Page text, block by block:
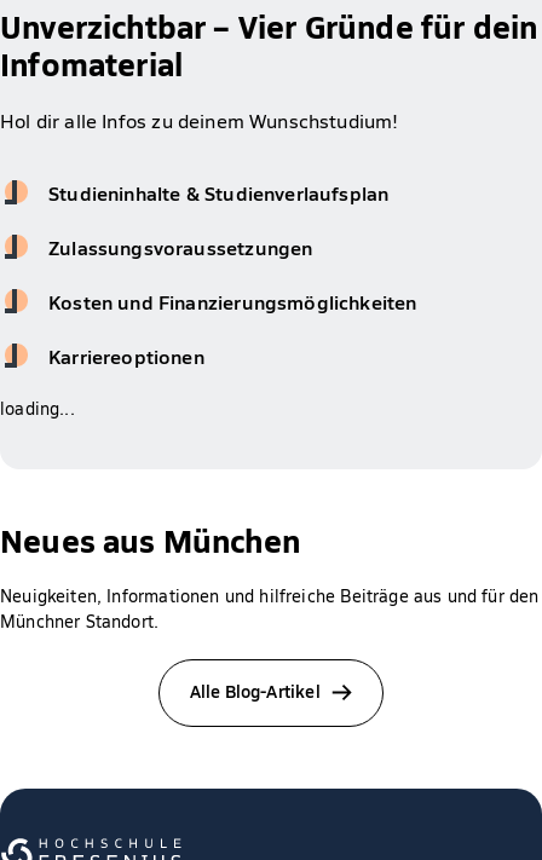
Unverzichtbar – Vier Gründe für dein
Infomaterial
Hol dir alle Infos zu deinem Wunschstudium!
Studieninhalte & Studienverlaufsplan
Zulassungsvoraussetzungen
Kosten und Finanzierungsmöglichkeiten
Karriereoptionen
loading...
Neues aus München
Neuigkeiten, Informationen und hilfreiche Beiträge aus und für den
Münchner Standort.
Alle Blog-Artikel